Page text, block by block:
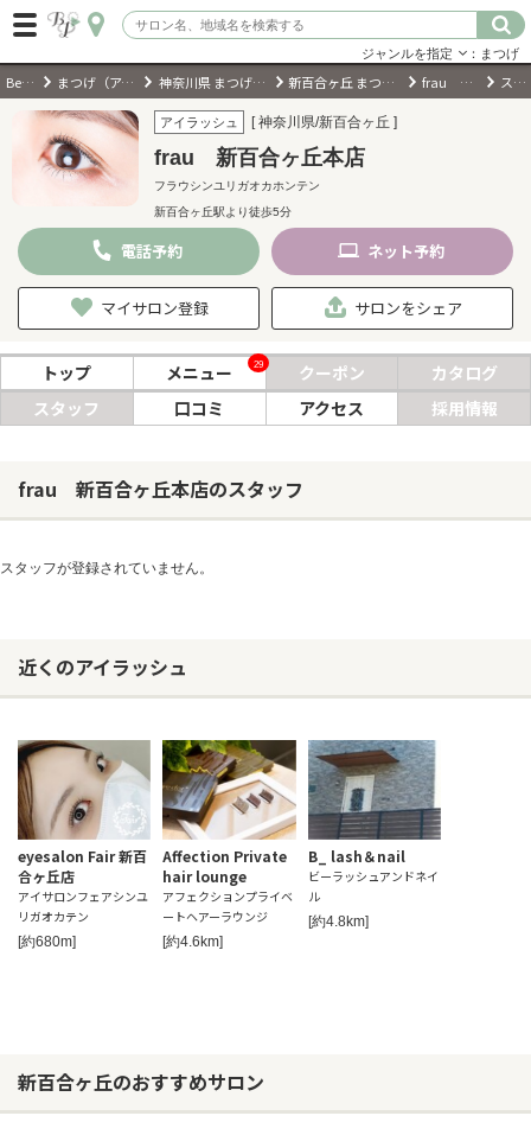
ログイン
会員登録（無料）
キーワード検索
ジャンルを選択
キーワードで検索
現在地から探す
リラクゼーションサロン
美容クリニック
ヘアカタログ
ネイルカタログ
ジャンルを指定 ：まつげ
BeautyPark まつげ（アイラッシュ）サロン 神奈川県 まつげ（アイラッシュ）サロン 新百合ヶ丘 まつげ（アイラッシュ）サロン frau 新百合ヶ丘本店 スタッフ
アイラッシュ [ 神奈川県/新百合ヶ丘 ]
frau 新百合ヶ丘本店
フラウシンユリガオカホンテン
新百合ヶ丘駅より徒歩5分
電話予約 ネット予約
マイサロン登録 サロンをシェア
トップ メニュー 29 クーポン
カタログ
スタッフ
口コミ アクセス 採用情報
frau 新百合ヶ丘本店のスタッフ
スタッフが登録されていません。
近くのアイラッシュ
eyesalon Fair 新百
合ヶ丘店
アイサロンフェアシンユ
リガオカテン
[約680m]
Affection Private
hair lounge
アフェクションプライベ
ートヘアーラウンジ
[約4.6km]
B_ lash＆nail
ビーラッシュアンドネイ
ル
[約4.8km]
新百合ヶ丘のおすすめサロン